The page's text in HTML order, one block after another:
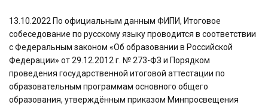
13.10.2022 По официальным данным ФИПИ, Итоговое
собеседование по русскому языку проводится в соответствии
с Федеральным законом «Об образовании в Российской
Федерации» от 29.12.2012 г. № 273-ФЗ и Порядком
проведения государственной итоговой аттестации по
образовательным программам основного общего
образования, утверждённым приказом Минпросвещения